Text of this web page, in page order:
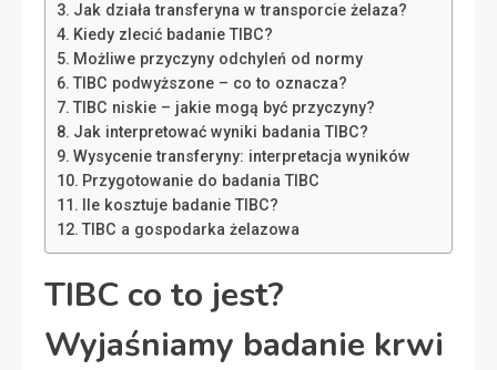
Jak działa transferyna w transporcie żelaza?
Kiedy zlecić badanie TIBC?
Możliwe przyczyny odchyleń od normy
TIBC podwyższone – co to oznacza?
TIBC niskie – jakie mogą być przyczyny?
Jak interpretować wyniki badania TIBC?
Wysycenie transferyny: interpretacja wyników
Przygotowanie do badania TIBC
Ile kosztuje badanie TIBC?
TIBC a gospodarka żelazowa
TIBC co to jest?
Wyjaśniamy badanie krwi